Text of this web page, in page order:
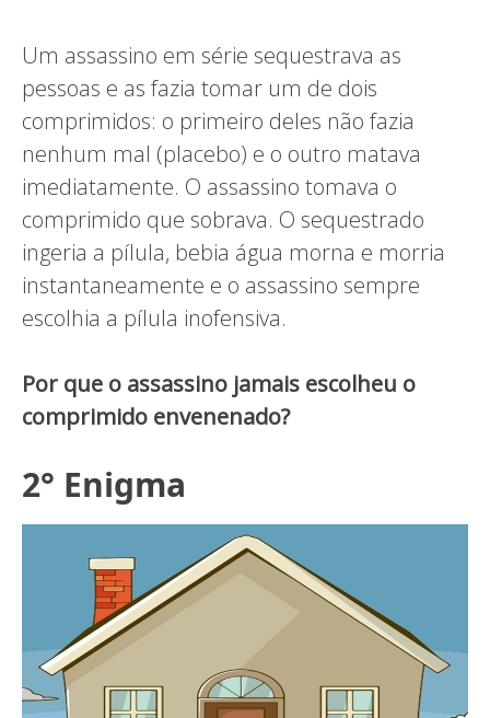
Um assassino em série sequestrava as
pessoas e as fazia tomar um de dois
comprimidos: o primeiro deles não fazia
nenhum mal (placebo) e o outro matava
imediatamente. O assassino tomava o
comprimido que sobrava. O sequestrado
ingeria a pílula, bebia água morna e morria
instantaneamente e o assassino sempre
escolhia a pílula inofensiva.
Por que o assassino jamais escolheu o
comprimido envenenado?
2° Enigma